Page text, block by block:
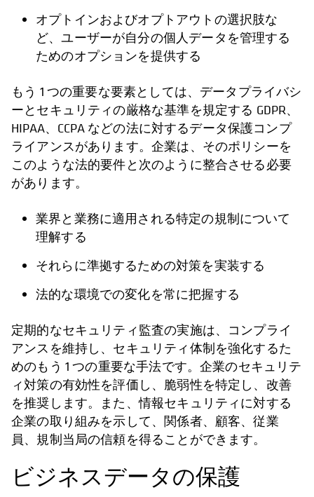
オプトインおよびオプトアウトの選択肢な
ど、ユーザーが自分の個人データを管理する
ためのオプションを提供する
もう 1 つの重要な要素としては、データプライバシ
ーとセキュリティの厳格な基準を規定する GDPR、
HIPAA、CCPA などの法に対するデータ保護コンプ
ライアンスがあります。企業は、そのポリシーを
このような法的要件と次のように整合させる必要
があります。
業界と業務に適用される特定の規制について
理解する
それらに準拠するための対策を実装する
法的な環境での変化を常に把握する
定期的なセキュリティ監査の実施は、コンプライ
アンスを維持し、セキュリティ体制を強化するた
めのもう 1 つの重要な手法です。企業のセキュリテ
ィ対策の有効性を評価し、脆弱性を特定し、改善
を推奨します。また、情報セキュリティに対する
企業の取り組みを示して、関係者、顧客、従業
員、規制当局の信頼を得ることができます。
ビジネスデータの保護